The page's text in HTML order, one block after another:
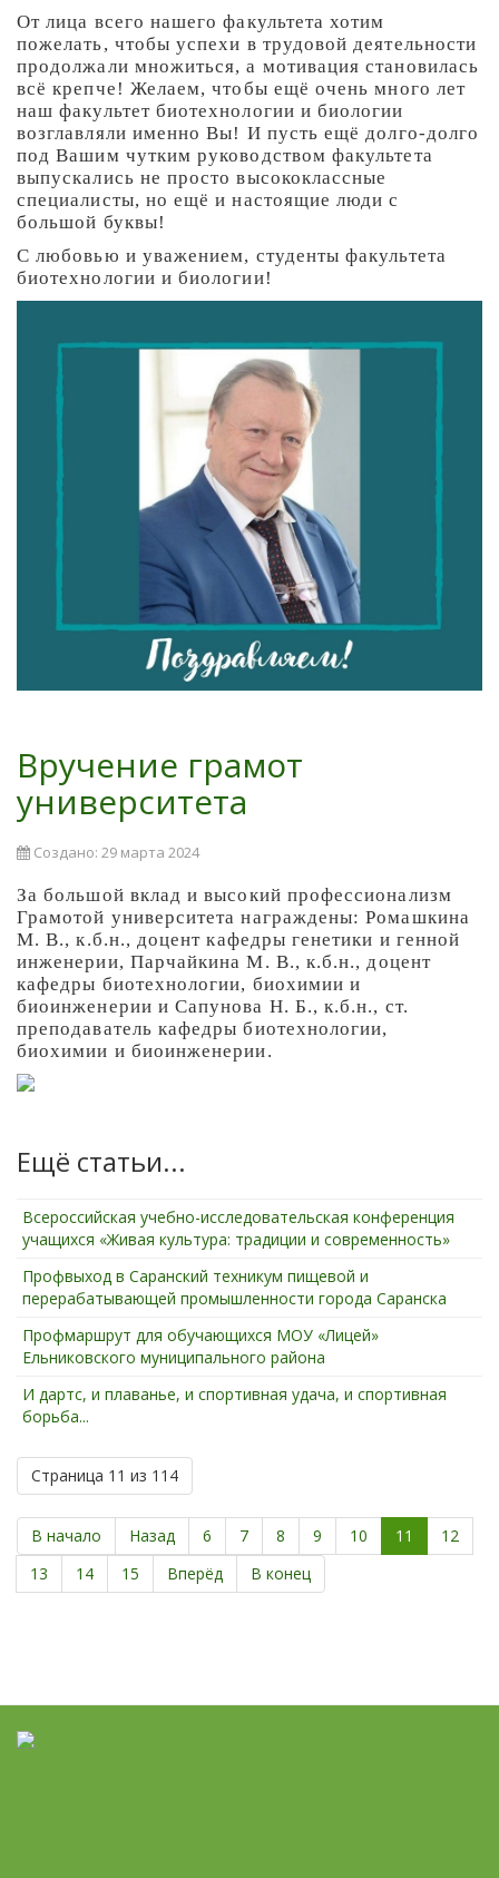
От лица всего нашего факультета хотим
пожелать, чтобы успехи в трудовой деятельности
продолжали множиться, а мотивация становилась
всё крепче! Желаем, чтобы ещё очень много лет
наш факультет биотехнологии и биологии
возглавляли именно Вы! И пусть ещё долго-долго
под Вашим чутким руководством факультета
выпускались не просто высококлассные
специалисты, но ещё и настоящие люди с
большой буквы!
С любовью и уважением, студенты факультета
биотехнологии и биологии!
Вручение грамот
университета
Создано: 29 марта 2024
За большой вклад и высокий профессионализм
Грамотой университета награждены: Ромашкина
М. В., к.б.н., доцент кафедры генетики и генной
инженерии, Парчайкина М. В., к.б.н., доцент
кафедры биотехнологии, биохимии и
биоинженерии и Сапунова Н. Б., к.б.н., ст.
преподаватель кафедры биотехнологии,
биохимии и биоинженерии.
Ещё статьи...
Всероссийская учебно-исследовательская конференция
учащихся «Живая культура: традиции и современность»
Профвыход в Саранский техникум пищевой и
перерабатывающей промышленности города Саранска
Профмаршрут для обучающихся МОУ «Лицей»
Ельниковского муниципального района
И дартc, и плаванье, и cпортивная удача, и спортивная
борьба...
Страница 11 из 114
В начало Назад 6 7 8 9 10 11
12
13
14 15 Вперёд В конец